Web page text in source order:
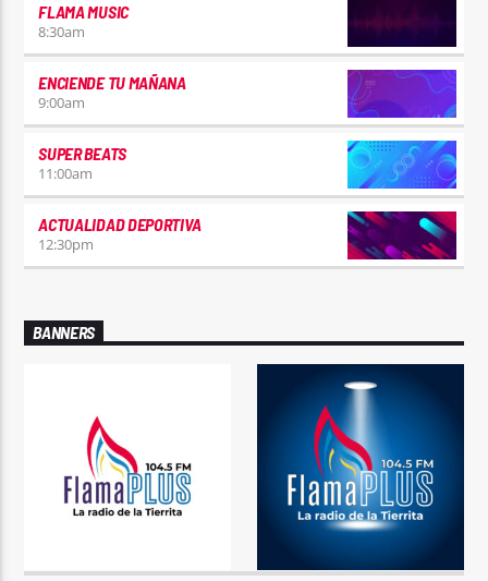
FLAMA MUSIC
8:30am
ENCIENDE TU MAÑANA
9:00am
SUPER BEATS
11:00am
ACTUALIDAD DEPORTIVA
12:30pm
BANNERS